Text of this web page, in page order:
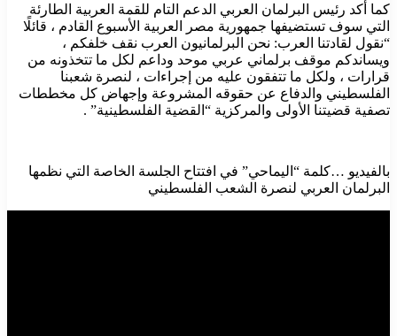
كما أكد رئيس البرلمان العربي الدعم التام للقمة العربية الطارئة
التي سوف تستضيفها جمهورية مصر العربية الأسبوع القادم ، قائلًا
“نقول لقادتنا العرب: نحن البرلمانيون العرب نقف خلفكم ،
ويساندكم موقف برلماني عربي موحد وداعم لكل ما تتخذونه من
قرارات ، ولكل ما تتفقون عليه من إجراءات ، لنصرة شعبنا
الفلسطيني والدفاع عن حقوقه المشروعة وإجهاض كل مخططات
تصفية قضيتنا الأولى والمركزية “القضية الفلسطينية” .
بالفيديو …كلمة “اليماحي” في افتتاح الجلسة الخاصة التي نظمها
البرلمان العربي لنصرة الشعب الفلسطيني